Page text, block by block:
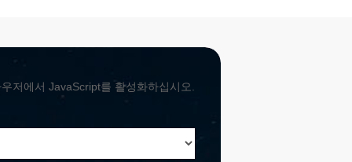
저에서 JavaScript를 활성화하십시오.